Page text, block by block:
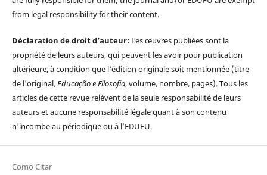
from legal responsibility for their content.
Déclaration de droit d’auteur: Les œuvres publiées sont la
propriété de leurs auteurs, qui peuvent les avoir pour publication
ultérieure, à condition que l'édition originale soit mentionnée (titre
de l'original,Educação e Filosofia, volume, nombre, pages). Tous les
articles de cette revue relèvent de la seule responsabilité de leurs
auteurs et aucune responsabilité légale quant à son contenu
n'incombe au périodique ou à l’EDUFU.
Como Citar